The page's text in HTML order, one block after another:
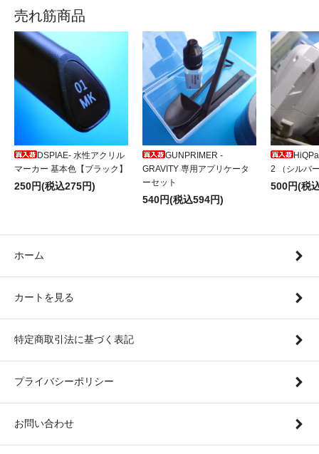
売れ筋商品
DSPIAE- 水性アクリル
マーカー 基本色【ブラック】
250円(税込275円)
GUNPRIMER -
GRAVITY 専用アプリケータ
ーセット
540円(税込594円)
2 （シルバ
500円(税
ホーム
カートを見る
特定商取引法に基づく表記
プライバシーポリシー
お問い合わせ